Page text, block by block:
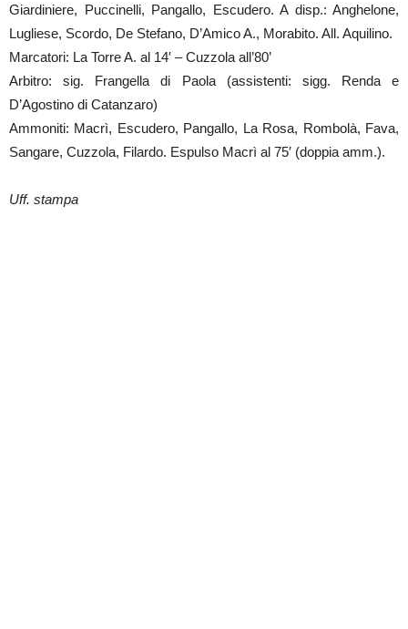
Giardiniere, Puccinelli, Pangallo, Escudero. A disp.: Anghelone,
Lugliese, Scordo, De Stefano, D’Amico A., Morabito. All. Aquilino.
Marcatori: La Torre A. al 14′ – Cuzzola all’80’
Arbitro: sig. Frangella di Paola (assistenti: sigg. Renda e
D’Agostino di Catanzaro)
Ammoniti: Macrì, Escudero, Pangallo, La Rosa, Rombolà, Fava,
Sangare, Cuzzola, Filardo. Espulso Macrì al 75′ (doppia amm.).
Uff. stampa